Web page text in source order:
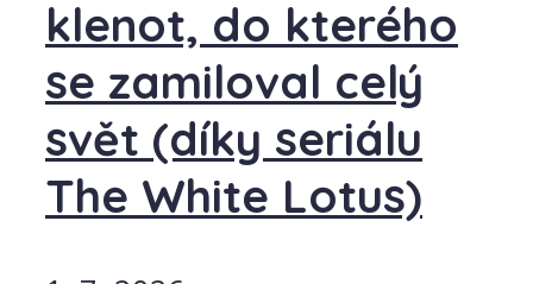
klenot, do kterého
se zamiloval celý
svět (díky seriálu
The White Lotus)